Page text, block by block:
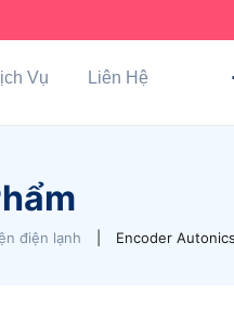
Vụ Liên Hệ
điện lạnh Encoder